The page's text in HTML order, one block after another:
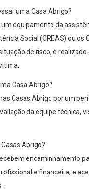
uma Casa Abrigo?
equipamento da
Social (CREAS) ou os
de risco, é
Casa Abrigo?
Casas Abrigo por um
da equipe técnica,
Abrigo?
encaminhamento
e financeira, e